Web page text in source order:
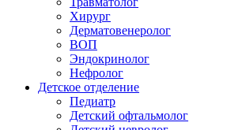
Хирург
Дерматовенеролог
ВОП
Эндокринолог
Нефролог
Детское отделение
Педиатр
Детский офтальмолог